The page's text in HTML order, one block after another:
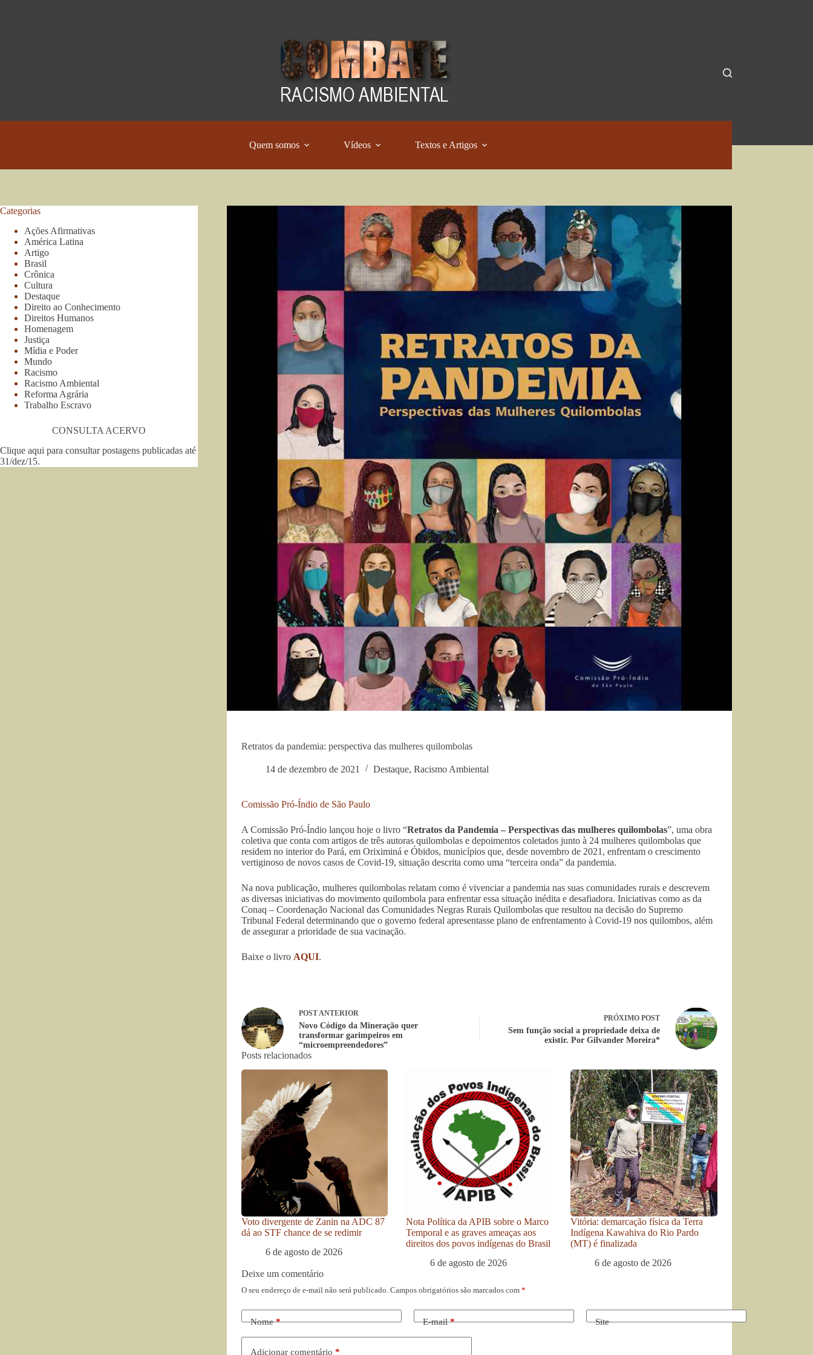
Quem somos Vídeos Textos e Artigos
Retratos da pandemia: perspectiva das mulheres quilombolas
14 de dezembro de 2021 Destaque, Racismo Ambiental
Comissão Pró-Índio de São Paulo
A Comissão Pró-Índio lançou hoje o livro “Retratos da Pandemia – Perspectivas das mulheres quilombolas”, uma obra
coletiva que conta com artigos de três autoras quilombolas e depoimentos coletados junto à 24 mulheres quilombolas que
residem no interior do Pará, em Oriximiná e Óbidos, municípios que, desde novembro de 2021, enfrentam o crescimento
vertiginoso de novos casos de Covid-19, situação descrita como uma “terceira onda” da pandemia.
Na nova publicação, mulheres quilombolas relatam como é vivenciar a pandemia nas suas comunidades rurais e descrevem
as diversas iniciativas do movimento quilombola para enfrentar essa situação inédita e desafiadora. Iniciativas como as da
Conaq – Coordenação Nacional das Comunidades Negras Rurais Quilombolas que resultou na decisão do Supremo
Tribunal Federal determinando que o governo federal apresentasse plano de enfrentamento à Covid-19 nos quilombos, além
de assegurar a prioridade de sua vacinação.
Baixe o livro AQUI.
POSTANTERIOR
Novo Código da Mineração quer
transformar garimpeiros em
“microempreendedores”
PRÓXIMO POST
Sem função social a propriedade deixa de
existir. Por Gilvander Moreira*
Posts relacionados
Voto divergente de Zanin na ADC 87
dá ao STF chance de se redimir
6 de agosto de 2026
Nota Política da APIB sobre o Marco
Temporal e as graves ameaças aos
direitos dos povos indígenas do Brasil
6 de agosto de 2026
Vitória: demarcação física da Terra
Indígena Kawahiva do Rio Pardo
(MT) é finalizada
6 de agosto de 2026
Deixe um comentário
O seu endereço de e-mail não será publicado. Campos obrigatórios são marcados com *
Nome* E-mail* Site
Adicionar comentário *
Categorias
Ações Afirmativas
América Latina
Artigo
Brasil
Crônica
Cultura
Destaque
Direito ao Conhecimento
Direitos Humanos
Homenagem
Justiça
Mídia e Poder
Mundo
Racismo
Racismo Ambiental
Reforma Agrária
Trabalho Escravo
CONSULTA ACERVO
Clique aqui para consultar postagens publicadas até
31/dez/15.